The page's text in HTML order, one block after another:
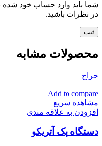
شما باید وارد حساب خود شده
در نظرات باشید.
محصولات مشابه
حراج
Add to compare
مشاهده سریع
افزودن به علاقه مندی
دستگاه پک آتریکو